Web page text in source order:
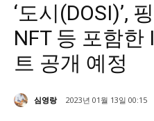
‘도시(DOSI)’,
NFT 등 포함한
트 공개 예정
심영랑 2023년 01월 13일 00:15